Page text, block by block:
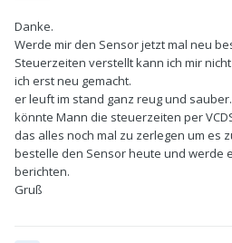
Danke.
Werde mir den Sensor jetzt mal neu
Steuerzeiten verstellt kann ich mir
ich erst neu gemacht.
er leuft im stand ganz reug und sauber.
könnte Mann die steuerzeiten per
das alles noch mal zu zerlegen um es
bestelle den Sensor heute und werde
berichten.
Gruß